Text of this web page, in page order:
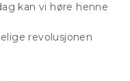
kan vi høre henne
revolusjonen